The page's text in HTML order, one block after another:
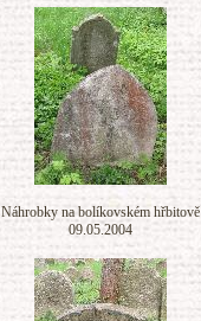
Náhrobky na bolíkovském hřbitově
09.05.2004